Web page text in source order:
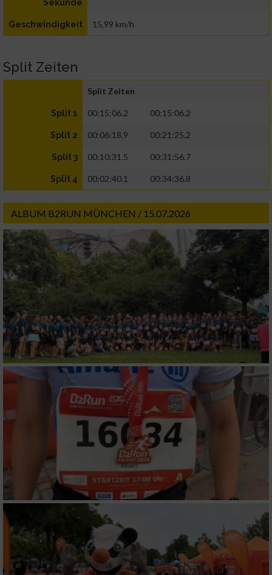
Sekunde
Geschwindigkeit 15,99 km/h
Split Zeiten
Split Zeiten
Split 1 00:15:06.2 00:15:06.2
Split 2 00:06:18.9 00:21:25.2
Split 3 00:10:31.5 00:31:56.7
Split 4 00:02:40.1 00:34:36.8
ALBUM B2RUN MÜNCHEN / 15.07.2026